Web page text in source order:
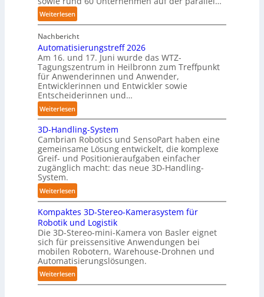
h
r
o
b
o
t
e
r
e
r
o
b
o
t
Weiterlesen:
A
A
A
Z
ü
r
i
c
h
:
T
r
e
f
f
p
u
n
k
t
f
ü
p
Nachbericht
Automatisierungstreff 2026
Am 16. und 17. Juni wurde das WTZ-
Tagungszentrum in Heilbronn zum Treffpunkt
für Anwenderinnen und Anwender,
Entwicklerinnen und Entwickler sowie
Entscheiderinnen und…
Weiterlesen:
A
u
t
o
m
t
i
s
i
e
r
u
n
g
s
3D-Handling-System
Cambrian Robotics und SensoPart haben eine
gemeinsame Lösung entwickelt, die komplexe
Greif- und Positionieraufgaben einfacher
zugänglich macht: das neue 3D-Handling-
System.
Weiterlesen:
3
D
-
H
a
n
d
l
Kompaktes 3D-Stereo-Kamerasystem für
Robotik und Logistik
Die 3D-Stereo-mini-Kamera von Basler eignet
sich für preissensitive Anwendungen bei
mobilen Robotern, Warehouse-Drohnen und
Automatisierungslösungen.
Weiterlesen:
K